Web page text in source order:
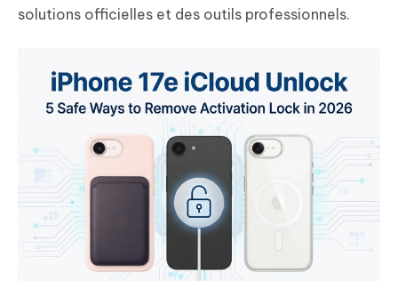
solutions officielles et des outils professionnels.